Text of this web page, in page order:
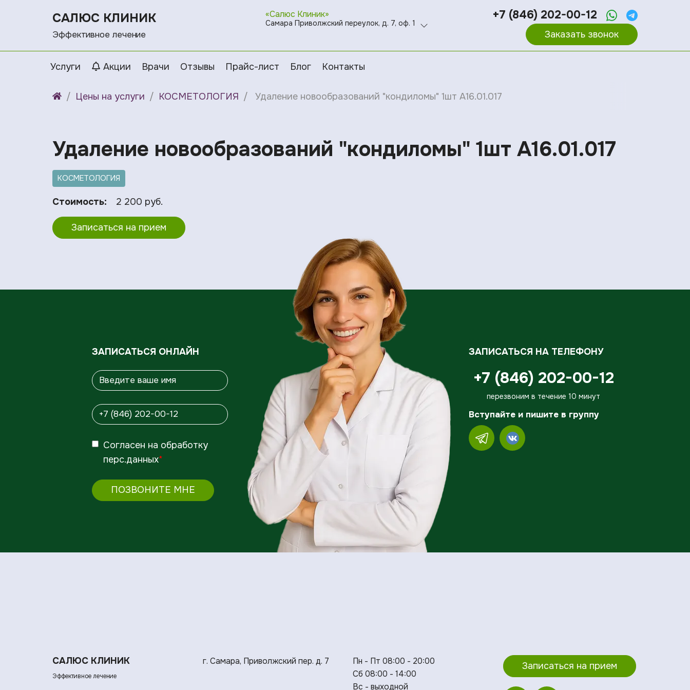
САЛЮС КЛИНИК
Эффективное лечение
«Салюс Клиник»
Самара Приволжский переулок, д. 7, оф. 1
+7 (846) 202-00-12
Заказать звонок
Услуги Акции Врачи Отзывы Прайс-лист Блог Контакты
Цены на услуги КОСМЕТОЛОГИЯ Удаление новообразований "кондиломы" 1шт A16.01.017
Удаление новообразований "кондиломы" 1шт A16.01.017
КОСМЕТОЛОГИЯ
Стоимость: 2 200 руб.
Записаться на прием
ЗАПИСАТЬСЯ ОНЛАЙН
Согласен на обработку
перс.данных*
ПОЗВОНИТЕ МНЕ
ЗАПИСАТЬСЯ НА ТЕЛЕФОНУ
+7 (846) 202-00-12
перезвоним в течение 10 минут
Вступайте и пишите в группу
САЛЮС КЛИНИК
Эффективное лечение
г. Самара, Приволжский пер. д. 7
Пн - Пт 08:00 - 20:00
Сб 08:00 - 14:00
Вс - выходной
Записаться на прием